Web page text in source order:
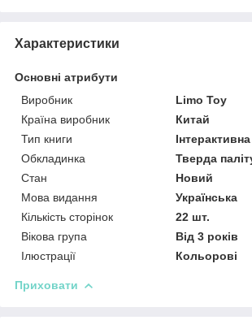
Характеристики
Основні атрибути
Виробник
Limo Toy
Країна виробник
Китай
Тип книги
Інтерактивна
Обкладинка
Тверда
Стан
Новий
Мова видання
Українська
Кількість сторінок
22 шт.
Вікова група
Від 3 років
Ілюстрації
Кольорові
Приховати